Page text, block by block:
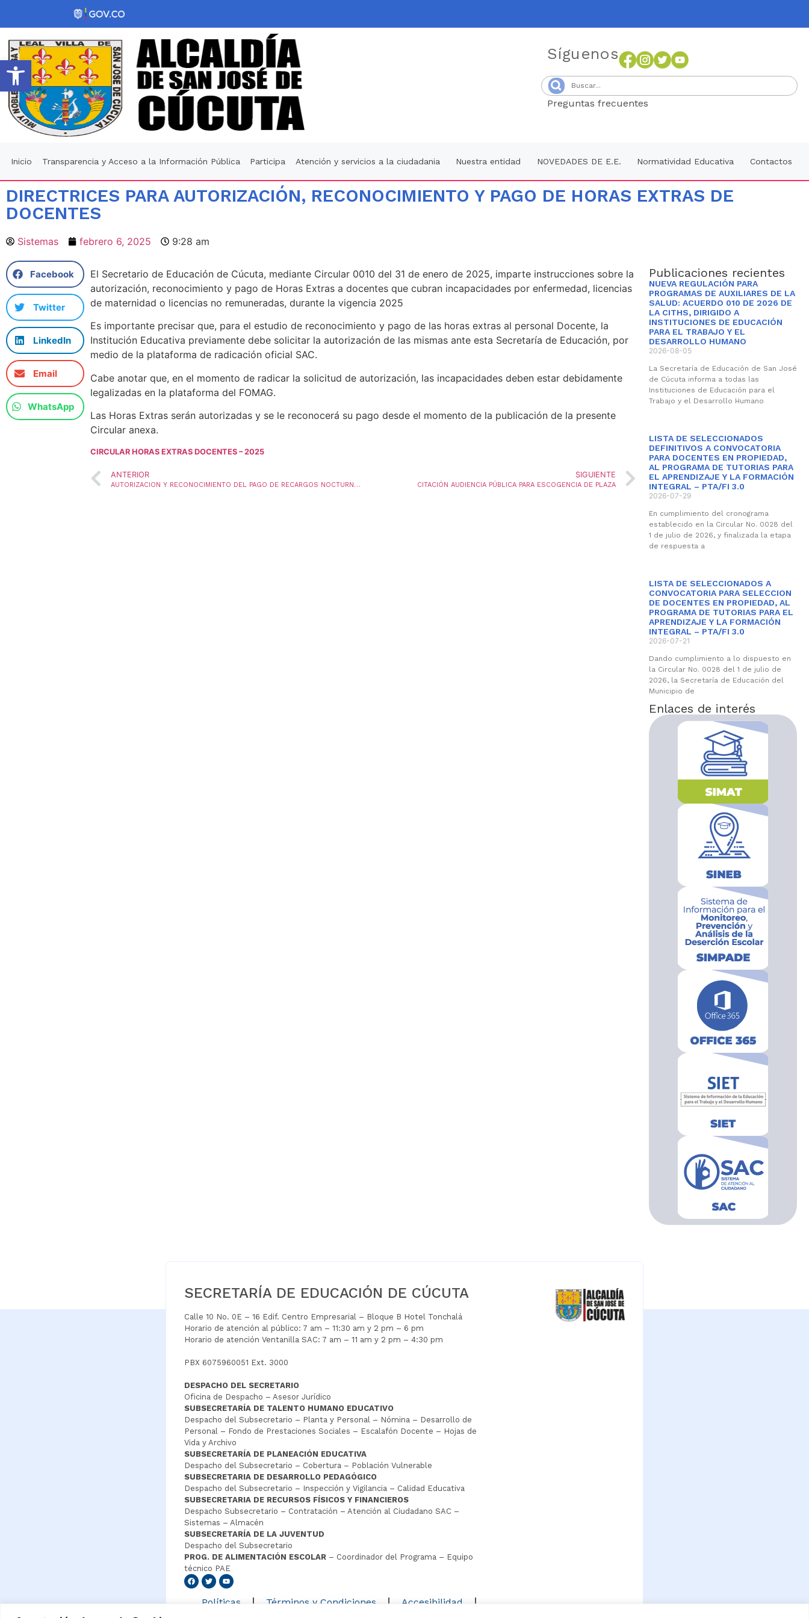
Abrir barra de herramientas
Síguenos
Preguntas frecuentes
Inicio Transparencia y Acceso a la Información Pública Participa Atención y servicios a la ciudadania Nuestra entidad NOVEDADES DE E.E. Normatividad Educativa Contactos
DIRECTRICES PARA AUTORIZACIÓN, RECONOCIMIENTO Y PAGO DE HORAS EXTRAS DE
DOCENTES
Sistemas febrero 6, 2025 9:28 am
Facebook
Twitter
LinkedIn
Email
WhatsApp
El Secretario de Educación de Cúcuta, mediante Circular 0010 del 31 de enero de 2025, imparte instrucciones sobre la
autorización, reconocimiento y pago de Horas Extras a docentes que cubran incapacidades por enfermedad, licencias
de maternidad o licencias no remuneradas, durante la vigencia 2025
Es importante precisar que, para el estudio de reconocimiento y pago de las horas extras al personal Docente, la
Institución Educativa previamente debe solicitar la autorización de las mismas ante esta Secretaría de Educación, por
medio de la plataforma de radicación oficial SAC.
Cabe anotar que, en el momento de radicar la solicitud de autorización, las incapacidades deben estar debidamente
legalizadas en la plataforma del FOMAG.
Las Horas Extras serán autorizadas y se le reconocerá su pago desde el momento de la publicación de la presente
Circular anexa.
CIRCULAR HORAS EXTRAS DOCENTES – 2025
ANTERIOR
AUTORIZACION Y RECONOCIMIENTO DEL PAGO DE RECARGOS NOCTURNOS, DOMINICALES, FESTIVOS DIURNOS Y NOCTURNOS PARA QUIEN OCUPE EL CARGO DE CELADOR
SIGUIENTE
CITACIÓN AUDIENCIA PÚBLICA PARA ESCOGENCIA DE PLAZA
Publicaciones recientes
NUEVA REGULACIÓN PARA
PROGRAMAS DE AUXILIARES DE LA
SALUD: ACUERDO 010 DE 2026 DE
LA CITHS, DIRIGIDO A
INSTITUCIONES DE EDUCACIÓN
PARA EL TRABAJO Y EL
DESARROLLO HUMANO
2026-08-05
La Secretaría de Educación de San José
de Cúcuta informa a todas las
Instituciones de Educación para el
Trabajo y el Desarrollo Humano
LISTA DE SELECCIONADOS
DEFINITIVOS A CONVOCATORIA
PARA DOCENTES EN PROPIEDAD,
AL PROGRAMA DE TUTORIAS PARA
EL APRENDIZAJE Y LA FORMACIÓN
INTEGRAL – PTA/FI 3.0
2026-07-29
En cumplimiento del cronograma
establecido en la Circular No. 0028 del
1 de julio de 2026, y finalizada la etapa
de respuesta a
LISTA DE SELECCIONADOS A
CONVOCATORIA PARA SELECCION
DE DOCENTES EN PROPIEDAD, AL
PROGRAMA DE TUTORIAS PARA EL
APRENDIZAJE Y LA FORMACIÓN
INTEGRAL – PTA/FI 3.0
2026-07-21
Dando cumplimiento a lo dispuesto en
la Circular No. 0028 del 1 de julio de
2026, la Secretaría de Educación del
Municipio de
Enlaces de interés
SECRETARÍA DE EDUCACIÓN DE CÚCUTA
Calle 10 No. 0E – 16 Edif. Centro Empresarial – Bloque B Hotel Tonchalá
Horario de atención al público: 7 am – 11:30 am y 2 pm – 6 pm
Horario de atención Ventanilla SAC: 7 am – 11 am y 2 pm – 4:30 pm
PBX 6075960051 Ext. 3000
DESPACHO DEL SECRETARIO
Oficina de Despacho – Asesor Jurídico
SUBSECRETARÍA DE TALENTO HUMANO EDUCATIVO
Despacho del Subsecretario – Planta y Personal – Nómina – Desarrollo de
Personal – Fondo de Prestaciones Sociales – Escalafón Docente – Hojas de
Vida y Archivo
SUBSECRETARÍA DE PLANEACIÓN EDUCATIVA
Despacho del Subsecretario – Cobertura – Población Vulnerable
SUBSECRETARIA DE DESARROLLO PEDAGÓGICO
Despacho del Subsecretario – Inspección y Vigilancia – Calidad Educativa
SUBSECRETARIA DE RECURSOS FÍSICOS Y FINANCIEROS
Despacho Subsecretario – Contratación – Atención al Ciudadano SAC –
Sistemas – Almacén
SUBSECRETARÍA DE LA JUVENTUD
Despacho del Subsecretario
PROG. DE ALIMENTACIÓN ESCOLAR– Coordinador del Programa – Equipo
técnico PAE
Políticas Términos y Condiciones Accesibilidad